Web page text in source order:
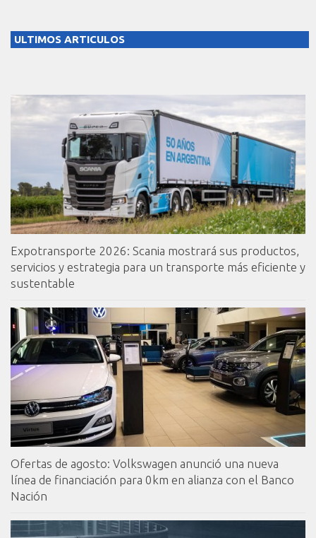
ULTIMOS ARTICULOS
Expotransporte 2026: Scania mostrará sus productos,
servicios y estrategia para un transporte más eficiente y
sustentable
Ofertas de agosto: Volkswagen anunció una nueva
línea de financiación para 0km en alianza con el Banco
Nación